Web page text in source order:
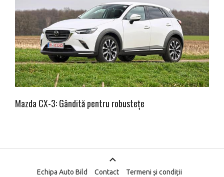
Mazda CX-3: Gândită pentru robustețe
Echipa Auto Bild Contact Termeni și condiții